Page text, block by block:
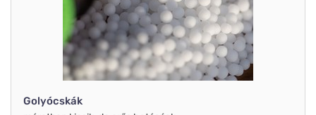
Golyócskák